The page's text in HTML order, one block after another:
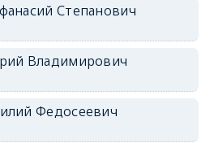
Степанович
Владимирович
Федосеевич